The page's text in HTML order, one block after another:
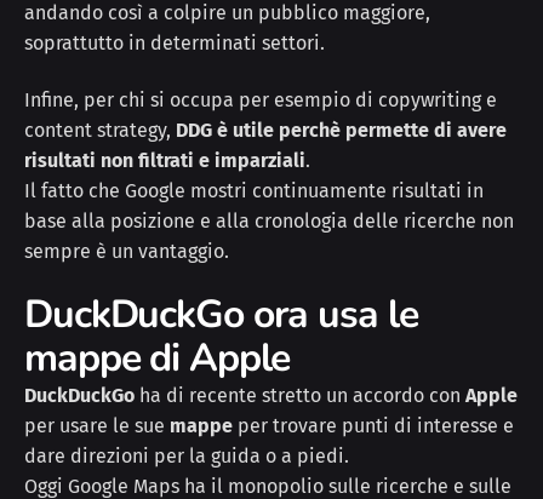
andando così a colpire un pubblico maggiore,
soprattutto in determinati settori.
Infine, per chi si occupa per esempio di copywriting e
content strategy, DDG è utile perchè permette di avere
risultati non filtrati e imparziali.
Il fatto che Google mostri continuamente risultati in
base alla posizione e alla cronologia delle ricerche non
sempre è un vantaggio.
DuckDuckGo ora usa le
mappe di Apple
DuckDuckGo ha di recente stretto un accordo con Apple
per usare le sue mappe per trovare punti di interesse e
dare direzioni per la guida o a piedi.
Oggi Google Maps ha il monopolio sulle ricerche e sulle